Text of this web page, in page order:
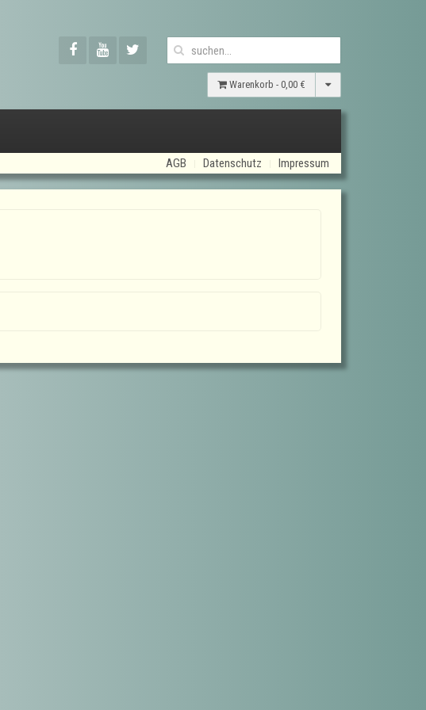
Warenkorb - 0,00 €
AGB Datenschutz Impressum